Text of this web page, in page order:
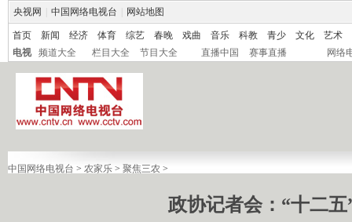
央视网 中国网络电视台 网站地图
首页 新闻 经济 体育 综艺 春晚 戏曲 音乐 科教 青少 文化
艺术
电视
频道大全 栏目大全 节目大全 直播中国 赛事直播 网络
中国网络电视台 > 农家乐 > 聚焦三农 >
政协记者会：“十二